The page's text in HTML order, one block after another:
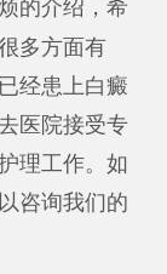
的介绍，希
多方面有
经患上白癜
医院接受专
理工作。如
咨询我们的